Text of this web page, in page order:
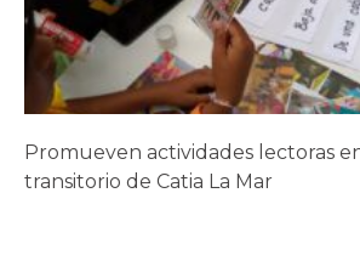
Promueven actividades lectoras
transitorio de Catia La Mar